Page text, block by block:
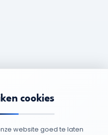
cookies
website goed te laten